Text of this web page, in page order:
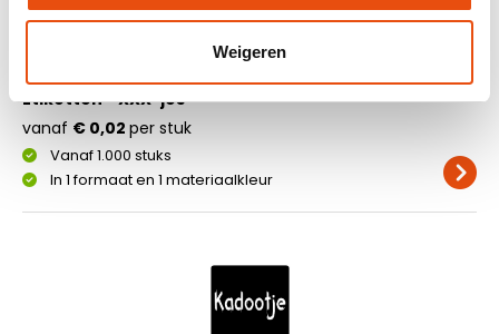
Weigeren
Etiketten - XXX-jes
Vanaf 1.000 stuks
In 1 formaat en 1 materiaalkleur
vanaf € 0,02 per stuk